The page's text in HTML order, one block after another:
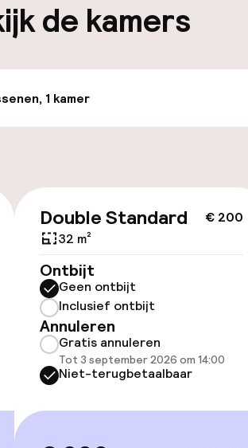
Openbaar
Voor
de kamers
1 kamer
€ 200
Double Standard
32 m²
Ontbijt
Geen ontbijt
Inclusief ontbijt
Annuleren
Gratis annuleren
Tot 3 september 2026 om 14:00
Niet-terugbetaalbaar